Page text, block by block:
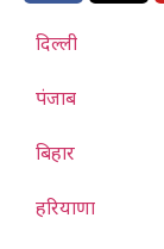
दिल्ली
पंजाब
बिहार
हरियाणा